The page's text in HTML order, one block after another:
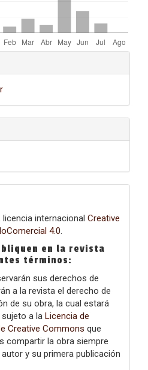
internacional Creative
4.0.
en la revista
términos:
sus derechos de
a la revista el derecho de
de su obra, la cual estará
a la Licencia de
Creative Commons que
compartir la obra siempre
y su primera publicación